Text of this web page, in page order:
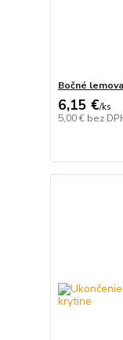
Bočné
6,15 €/ks
5,00 € bez